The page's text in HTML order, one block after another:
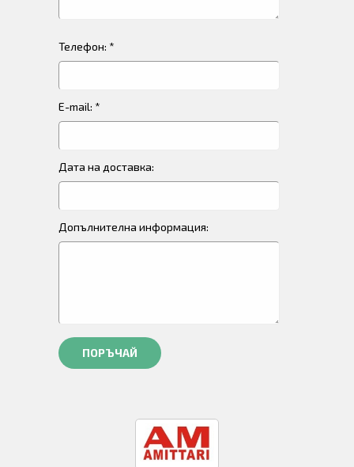
Телефон: *
E-mail: *
Дата на доставка:
Допълнителна информация:
ПОРЪЧАЙ